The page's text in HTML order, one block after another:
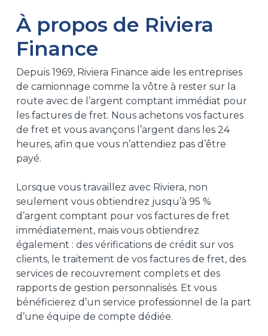
À propos de Riviera
Finance
Depuis 1969, Riviera Finance aide les entreprises
de camionnage comme la vôtre à rester sur la
route avec de l’argent comptant immédiat pour
les factures de fret. Nous achetons vos factures
de fret et vous avançons l’argent dans les 24
heures, afin que vous n’attendiez pas d’être
payé.
Lorsque vous travaillez avec Riviera, non
seulement vous obtiendrez jusqu’à 95 %
d’argent comptant pour vos factures de fret
immédiatement, mais vous obtiendrez
également : des vérifications de crédit sur vos
clients, le traitement de vos factures de fret, des
services de recouvrement complets et des
rapports de gestion personnalisés. Et vous
bénéficierez d’un service professionnel de la part
d’une équipe de compte dédiée.